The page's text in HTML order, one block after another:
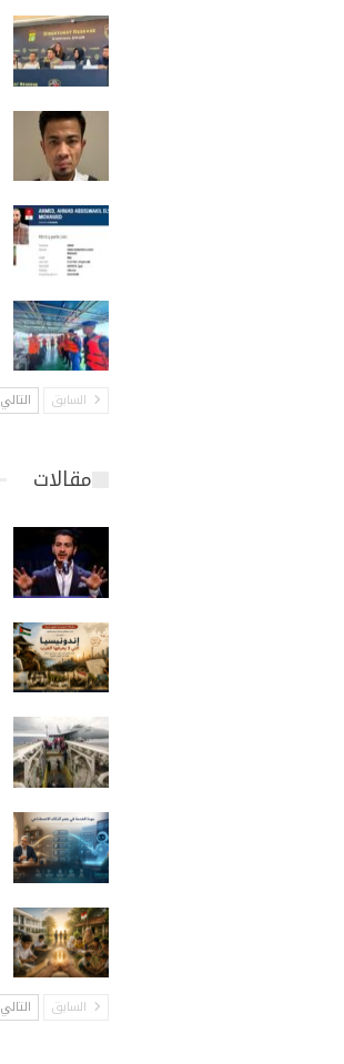
السابق التالي
مقالات
السابق التالي